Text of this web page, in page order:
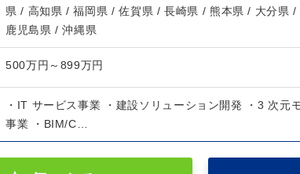
県 / 高知県 / 福岡県 / 佐賀県 / 長崎県 / 熊本県 / 大分県 /
鹿児島県 / 沖縄県
500万円～899万円
・IT サービス事業 ・建設ソリューション開発 ・3 次元
事業 ・BIM/C…